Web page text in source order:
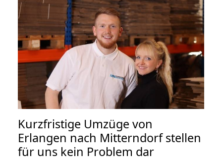
Kurzfristige Umzüge von
Erlangen nach Mitterndorf stellen
für uns kein Problem dar